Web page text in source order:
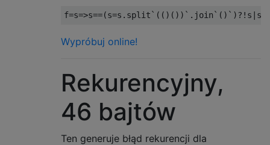
f=s=>s==(s=s . split `(()())`. join `()`)?! s s
Wypróbuj online!
Rekurencyjny,
46 bajtów
Ten generuje błąd rekurencji dla